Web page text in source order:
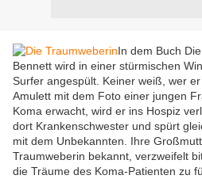
In dem Buch
Bennett wird in einer stürmischen
Surfer angespült. Keiner weiß, wer
Amulett mit dem Foto einer jungen
Koma erwacht, wird er ins Hospiz
dort Krankenschwester und spürt
mit dem Unbekannten. Ihre
Traumweberin bekannt, verzweifelt
die Träume des Koma-Patienten zu